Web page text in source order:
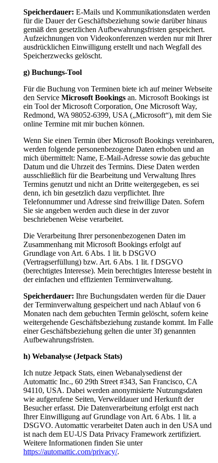
Speicherdauer: E-Mails und Kommunikationsdaten werden
für die Dauer der Geschäftsbeziehung sowie darüber hinaus
gemäß den gesetzlichen Aufbewahrungsfristen gespeichert.
Aufzeichnungen von Videokonferenzen werden nur mit Ihrer
ausdrücklichen Einwilligung erstellt und nach Wegfall des
Speicherzwecks gelöscht.
g) Buchungs-Tool
Für die Buchung von Terminen biete ich auf meiner Webseite
den Service Microsoft Bookings an. Microsoft Bookings ist
ein Tool der Microsoft Corporation, One Microsoft Way,
Redmond, WA 98052-6399, USA („Microsoft“), mit dem Sie
online Termine mit mir buchen können.
Wenn Sie einen Termin über Microsoft Bookings vereinbaren,
werden folgende personenbezogene Daten erhoben und an
mich übermittelt: Name, E-Mail-Adresse sowie das gebuchte
Datum und die Uhrzeit des Termins. Diese Daten werden
ausschließlich für die Bearbeitung und Verwaltung Ihres
Termins genutzt und nicht an Dritte weitergegeben, es sei
denn, ich bin gesetzlich dazu verpflichtet. Ihre
Telefonnummer und Adresse sind freiwillige Daten. Sofern
Sie sie angeben werden auch diese in der zuvor
beschriebenen Weise verarbeitet.
Die Verarbeitung Ihrer personenbezogenen Daten im
Zusammenhang mit Microsoft Bookings erfolgt auf
Grundlage von Art. 6 Abs. 1 lit. b DSGVO
(Vertragserfüllung) bzw. Art. 6 Abs. 1 lit. f DSGVO
(berechtigtes Interesse). Mein berechtigtes Interesse besteht in
der einfachen und effizienten Terminverwaltung.
Speicherdauer: Ihre Buchungsdaten werden für die Dauer
der Terminverwaltung gespeichert und nach Ablauf von 6
Monaten nach dem gebuchten Termin gelöscht, sofern keine
weitergehende Geschäftsbeziehung zustande kommt. Im Falle
einer Geschäftsbeziehung gelten die unter 3f) genannten
Aufbewahrungsfristen.
h) Webanalyse (Jetpack Stats)
Ich nutze Jetpack Stats, einen Webanalysedienst der
Automattic Inc., 60 29th Street #343, San Francisco, CA
94110, USA. Dabei werden anonymisierte Nutzungsdaten
wie aufgerufene Seiten, Verweildauer und Herkunft der
Besucher erfasst. Die Datenverarbeitung erfolgt erst nach
Ihrer Einwilligung auf Grundlage von Art. 6 Abs. 1 lit. a
DSGVO. Automattic verarbeitet Daten auch in den USA und
ist nach dem EU-US Data Privacy Framework zertifiziert.
Weitere Informationen finden Sie unter
https://automattic.com/privacy/.